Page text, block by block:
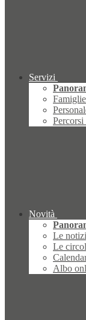
Servizi
Novità
Le
Le
Albo